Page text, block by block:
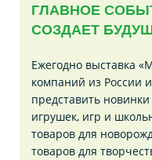
ГЛАВНОЕ
СОЗДАЕТ
Ежегодно выставка
компаний из России
представить
игрушек, игр и
товаров для
товаров для